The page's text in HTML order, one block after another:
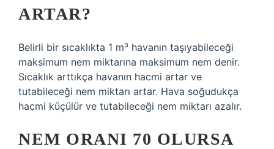
ARTAR?
Belirli bir sıcaklıkta 1 m³ havanın taşıyabileceği
maksimum nem miktarına maksimum nem denir.
Sıcaklık arttıkça havanın hacmi artar ve
tutabileceği nem miktarı artar. Hava soğudukça
hacmi küçülür ve tutabileceği nem miktarı azalır.
NEM ORANI 70 OLURSA